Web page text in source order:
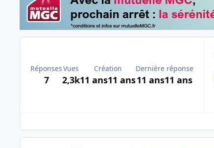
Réponses
7
Vues
2,3k
Création
11 ans11 ans
Dernière réponse
11 ans11 ans